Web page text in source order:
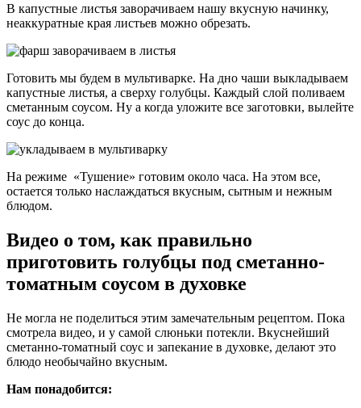
В капустные листья заворачиваем нашу вкусную начинку,
неаккуратные края листьев можно обрезать.
Готовить мы будем в мультиварке. На дно чаши выкладываем
капустные листья, а сверху голубцы. Каждый слой поливаем
сметанным соусом. Ну а когда уложите все заготовки, вылейте
соус до конца.
На режиме «Тушение» готовим около часа. На этом все,
остается только наслаждаться вкусным, сытным и нежным
блюдом.
Видео о том, как правильно
приготовить голубцы под сметанно-
томатным соусом в духовке
Не могла не поделиться этим замечательным рецептом. Пока
смотрела видео, и у самой слюньки потекли. Вкуснейший
сметанно-томатный соус и запекание в духовке, делают это
блюдо необычайно вкусным.
Нам понадобится: